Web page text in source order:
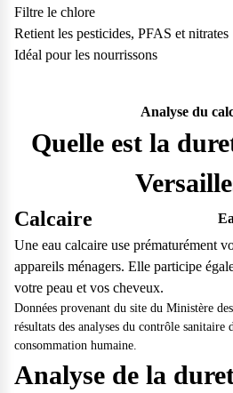
Filtre le chlore
Retient les pesticides, PFAS et nitrates
Idéal pour les nourrissons
Analyse du
Quelle est la
Calcaire
Une eau calcaire use prématurément
appareils ménagers. Elle participe
votre peau et vos cheveux.
Données provenant du site du Ministère
résultats des analyses du contrôle sanitaire
consommation humaine.
Analyse de la